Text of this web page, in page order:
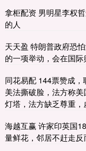
拿柜配资 男明星李权
的人
天天盈 特朗普政府恐
的一项举动，会在国际
同花易配 144票赞成，
美法撕破脸，法方称美
灯塔，法方缺乏尊重，
海越互赢 许家印英国
量鲜花，邻居不赶走